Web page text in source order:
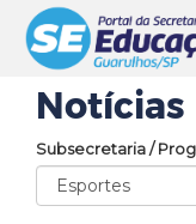
Notícias
Subsecretaria /